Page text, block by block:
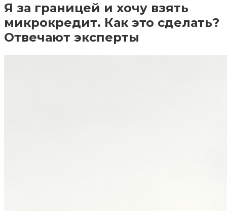
Я за границей и хочу взять
микрокредит. Как это сделать?
Отвечают эксперты